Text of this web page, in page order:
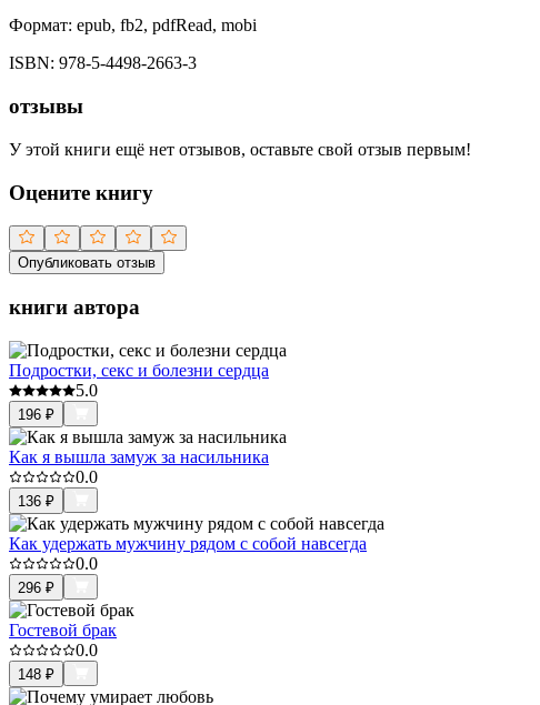
Формат: epub, fb2, pdfRead, mobi
ISBN: 978-5-4498-2663-3
отзывы
У этой книги ещё нет отзывов, оставьте свой отзыв первым!
Оцените книгу
Опубликовать отзыв
книги автора
Подростки, секс и болезни сердца
5.0
196 ₽
Как я вышла замуж за насильника
0.0
136 ₽
Как удержать мужчину рядом с собой навсегда
0.0
296 ₽
Гостевой брак
0.0
148 ₽